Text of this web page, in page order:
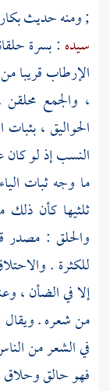
; ومنه حديث
سيده : بسرة
الإرطاب قريبا
، والجمع
الحواليق ، بثبات
النسب إذ لو كان
ما وجه ثبات
ثلثيها كأن
والحلق :
للكثرة .
إلا في الضأن ،
من شعره . ويقال
في الشعر من
فهو حالق وحلاق